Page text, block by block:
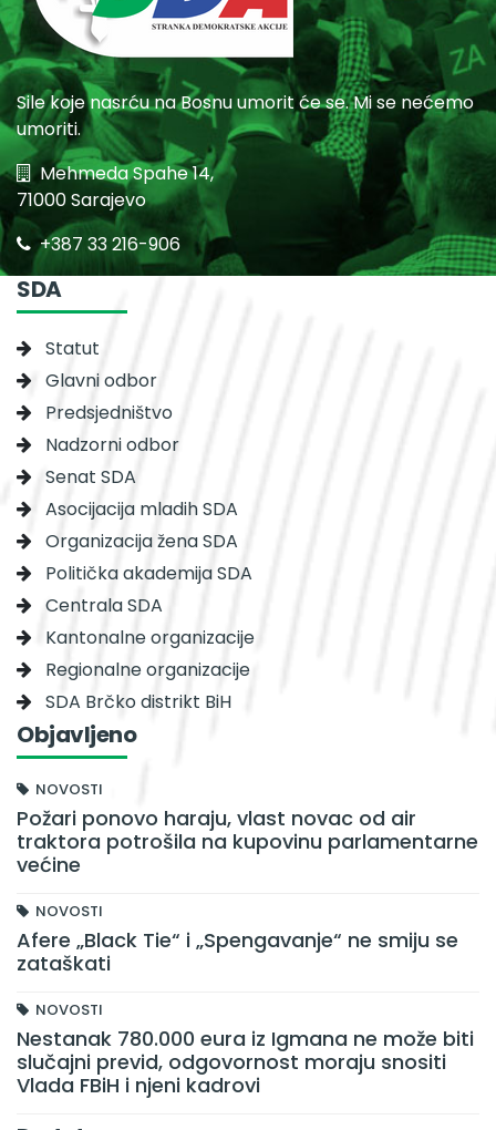
Sile koje nasrću na Bosnu umorit će se. Mi se nećemo
umoriti.
Mehmeda Spahe 14,
71000 Sarajevo
+387 33 216-906
SDA
Statut
Glavni odbor
Predsjedništvo
Nadzorni odbor
Senat SDA
Asocijacija mladih SDA
Organizacija žena SDA
Politička akademija SDA
Centrala SDA
Kantonalne organizacije
Regionalne organizacije
SDA Brčko distrikt BiH
Objavljeno
NOVOSTI
Požari ponovo haraju, vlast novac od air
traktora potrošila na kupovinu parlamentarne
većine
NOVOSTI
Afere „Black Tie“ i „Spengavanje“ ne smiju se
zataškati
NOVOSTI
Nestanak 780.000 eura iz Igmana ne može biti
slučajni previd, odgovornost moraju snositi
Vlada FBiH i njeni kadrovi